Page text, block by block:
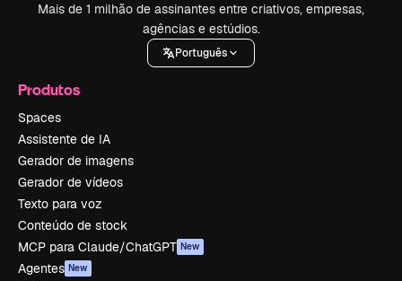
Mais de 1 milhão de assinantes entre criativos, empresas,
agências e estúdios.
Português
Produtos
Spaces
Assistente de IA
Gerador de imagens
Gerador de vídeos
Texto para voz
Conteúdo de stock
MCP para Claude/ChatGPT New
Agentes New